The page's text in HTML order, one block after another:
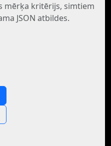
mērķa kritērijs, simtiem
JSON atbildes.